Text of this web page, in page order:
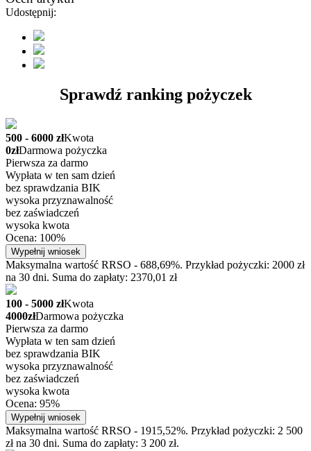
Udostępnij:
Sprawdź ranking pożyczek
500 - 6000 złKwota
0złDarmowa pożyczka
Pierwsza za darmo
Wypłata w ten sam dzień
bez sprawdzania BIK
wysoka przyznawalność
bez zaświadczeń
wysoka kwota
Ocena: 100%
Wypełnij wniosek
Maksymalna wartość RRSO - 688,69%. Przykład pożyczki: 2000 zł
na 30 dni. Suma do zapłaty: 2370,01 zł
100 - 5000 złKwota
4000złDarmowa pożyczka
Pierwsza za darmo
Wypłata w ten sam dzień
bez sprawdzania BIK
wysoka przyznawalność
bez zaświadczeń
wysoka kwota
Ocena: 95%
Wypełnij wniosek
Maksymalna wartość RRSO - 1915,52%. Przykład pożyczki: 2 500
zł na 30 dni. Suma do zapłaty: 3 200 zł.